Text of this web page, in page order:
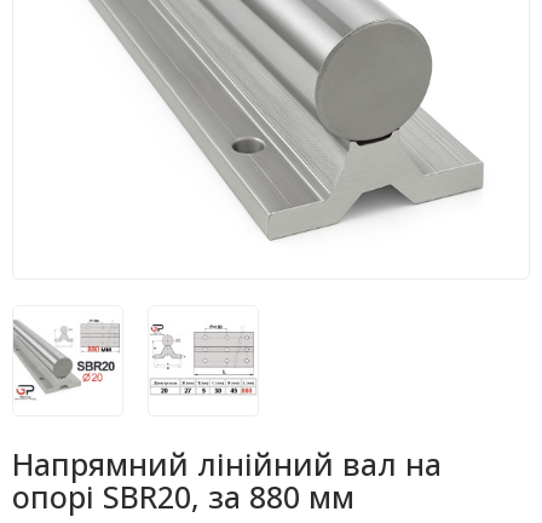
Напрямний лінійний вал на
опорі SBR20, за 880 мм